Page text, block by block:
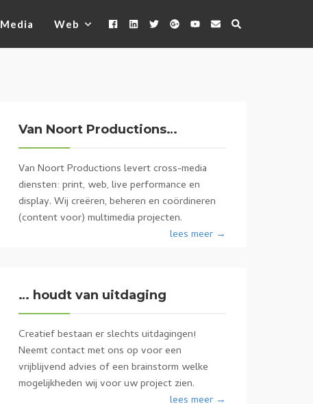
Media Web
Van Noort Productions…
Van Noort Productions levert cross-media
diensten: print, web, live performance en
display. Wij creëren, beheren en coördineren
(content voor) multimedia projecten.
lees meer →
… houdt van uitdaging
Creatief bestaan er slechts uitdagingen!
Neemt contact met ons op voor een
vrijblijvend advies of een brainstorm welke
mogelijkheden wij voor uw project zien.
lees meer →